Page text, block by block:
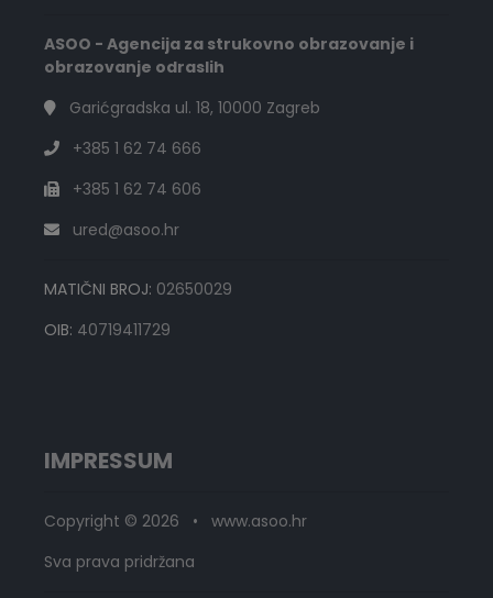
ASOO - Agencija za strukovno obrazovanje i
obrazovanje odraslih
Garićgradska ul. 18, 10000 Zagreb
+385 1 62 74 666
+385 1 62 74 606
ured@asoo.hr
MATIČNI BROJ: 02650029
OIB: 40719411729
IMPRESSUM
Copyright © 2026 • www.asoo.hr
Sva prava pridržana